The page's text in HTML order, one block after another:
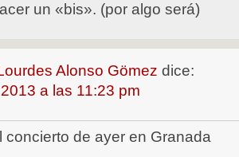
un «bis». (por algo será)
Alonso Gömez dice:
a las 11:23 pm
concierto de ayer en Granada